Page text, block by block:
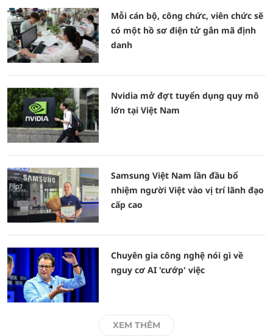
Mỗi cán bộ, công chức, viên chức sẽ
có một hồ sơ điện tử gắn mã định
danh
Nvidia mở đợt tuyển dụng quy mô
lớn tại Việt Nam
Samsung Việt Nam lần đầu bổ
nhiệm người Việt vào vị trí lãnh đạo
cấp cao
Chuyên gia công nghệ nói gì về
nguy cơ AI 'cướp' việc
XEM THÊM